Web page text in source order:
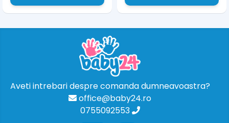
Aveti intrebari despre comanda dumneavoastra?
office@baby24.ro
0755092553